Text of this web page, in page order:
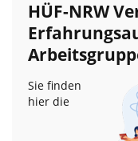
HÜF-NRW
Sie finden
hier die